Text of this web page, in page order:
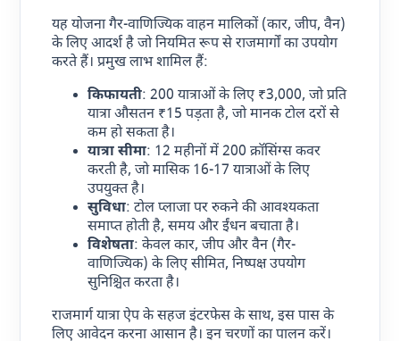
यह योजना गैर-वाणिज्यिक वाहन मालिकों (कार, जीप, वैन)
के लिए आदर्श है जो नियमित रूप से राजमार्गों का उपयोग
करते हैं। प्रमुख लाभ शामिल हैं:
किफायती: 200 यात्राओं के लिए ₹3,000, जो प्रति
यात्रा औसतन ₹15 पड़ता है, जो मानक टोल दरों से
कम हो सकता है।
यात्रा सीमा: 12 महीनों में 200 क्रॉसिंग्स कवर
करती है, जो मासिक 16-17 यात्राओं के लिए
उपयुक्त है।
सुविधा: टोल प्लाजा पर रुकने की आवश्यकता
समाप्त होती है, समय और ईंधन बचाता है।
विशेषता: केवल कार, जीप और वैन (गैर-
वाणिज्यिक) के लिए सीमित, निष्पक्ष उपयोग
सुनिश्चित करता है।
राजमार्ग यात्रा ऐप के सहज इंटरफेस के साथ, इस पास के
लिए आवेदन करना आसान है। इन चरणों का पालन करें।